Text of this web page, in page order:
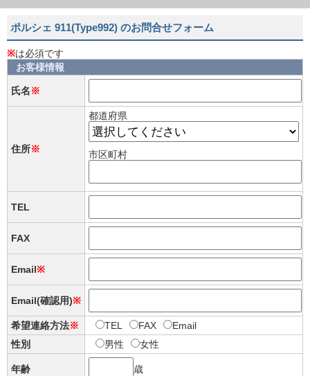
ポルシェ 911(Type992) のお問合せフォーム
※は必須です
お客様情報
氏名※
住所※
都道府県
市区町村
TEL
FAX
Email※
Email(確認用)※
希望連絡方法※ TEL FAX
Email
性別
男性 女性
年齢 歳